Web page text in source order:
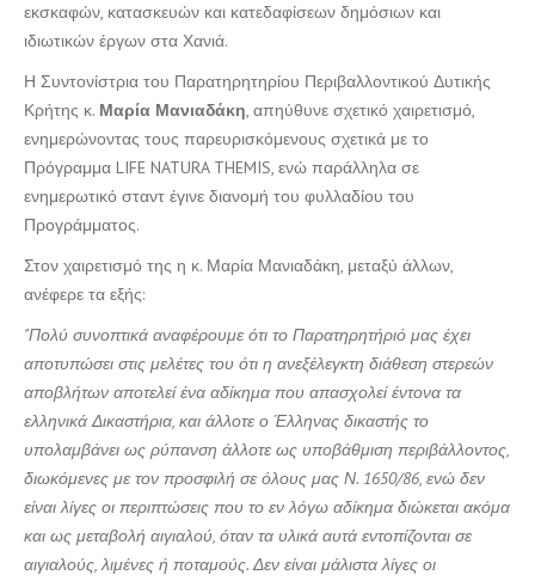
εκσκαφών, κατασκευών και κατεδαφίσεων δημόσιων και
ιδιωτικών έργων στα Χανιά.
Η Συντονίστρια του Παρατηρητηρίου Περιβαλλοντικού Δυτικής
Κρήτης κ. Μαρία Μανιαδάκη, απηύθυνε σχετικό χαιρετισμό,
ενημερώνοντας τους παρευρισκόμενους σχετικά με το
Πρόγραμμα LIFE NATURA THEMIS, ενώ παράλληλα σε
ενημερωτικό σταντ έγινε διανομή του φυλλαδίου του
Προγράμματος.
Στον χαιρετισμό της η κ. Μαρία Μανιαδάκη, μεταξύ άλλων,
ανέφερε τα εξής:
"Πολύ συνοπτικά αναφέρουμε ότι το Παρατηρητήριό μας έχει
αποτυπώσει στις μελέτες του ότι η ανεξέλεγκτη διάθεση στερεών
αποβλήτων αποτελεί ένα αδίκημα που απασχολεί έντονα τα
ελληνικά Δικαστήρια, και άλλοτε ο Έλληνας δικαστής το
υπολαμβάνει ως ρύπανση άλλοτε ως υποβάθμιση περιβάλλοντος,
διωκόμενες με τον προσφιλή σε όλους μας Ν. 1650/86, ενώ δεν
είναι λίγες οι περιπτώσεις που το εν λόγω αδίκημα διώκεται ακόμα
και ως μεταβολή αιγιαλού, όταν τα υλικά αυτά εντοπίζονται σε
αιγιαλούς, λιμένες ή ποταμούς. Δεν είναι μάλιστα λίγες οι